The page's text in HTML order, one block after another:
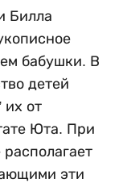
Билла
бабушки. В
детей
их от
Юта. При
эти